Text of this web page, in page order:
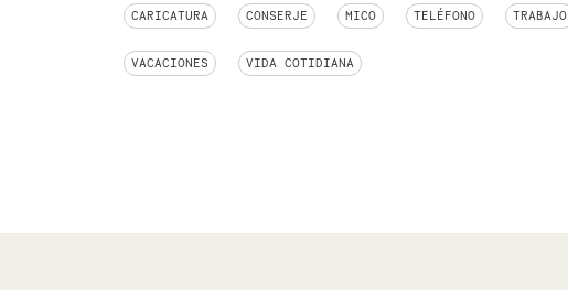
CARICATURA CONSERJE MICO TELÉFONO TRABAJO
VACACIONES VIDA COTIDIANA